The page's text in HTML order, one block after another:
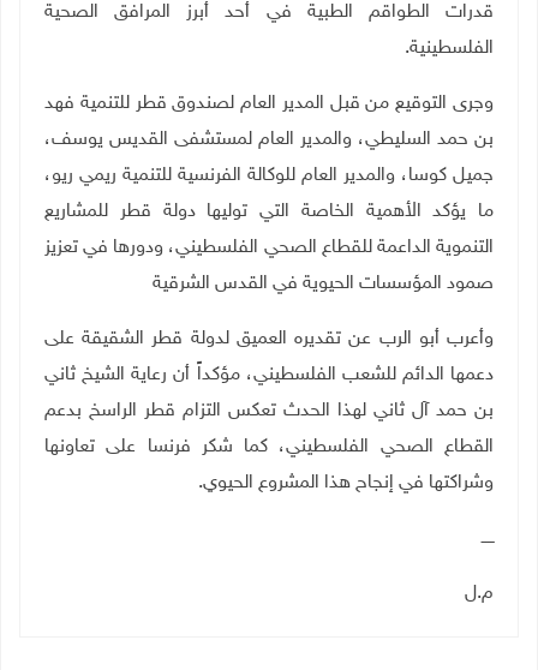
قدرات الطواقم الطبية في أحد أبرز المرافق الصحية
الفلسطينية.
وجرى التوقيع من قبل المدير العام لصندوق قطر للتنمية فهد
بن حمد السليطي، والمدير العام لمستشفى القديس يوسف،
جميل كوسا، والمدير العام للوكالة الفرنسية للتنمية ريمي ريو،
ما يؤكد الأهمية الخاصة التي توليها دولة قطر للمشاريع
التنموية الداعمة للقطاع الصحي الفلسطيني، ودورها في تعزيز
صمود المؤسسات الحيوية في القدس الشرقية
وأعرب أبو الرب عن تقديره العميق لدولة قطر الشقيقة على
دعمها الدائم للشعب الفلسطيني، مؤكداً أن رعاية الشيخ ثاني
بن حمد آل ثاني لهذا الحدث تعكس التزام قطر الراسخ بدعم
القطاع الصحي الفلسطيني، كما شكر فرنسا على تعاونها
وشراكتها في إنجاح هذا المشروع الحيوي.
ـــــ
م.ل